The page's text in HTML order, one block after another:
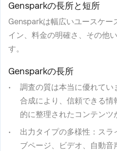
Gensparkの長所と短所
Gensparkは幅広いユースケー
イン、料金の明確さ、その他
す。
Gensparkの長所
調査の質は本当に優れてい
合成により、信頼できる
的に整理されたコンテンツ
出力タイプの多様性：ス
ブページ、ビデオ、自動音